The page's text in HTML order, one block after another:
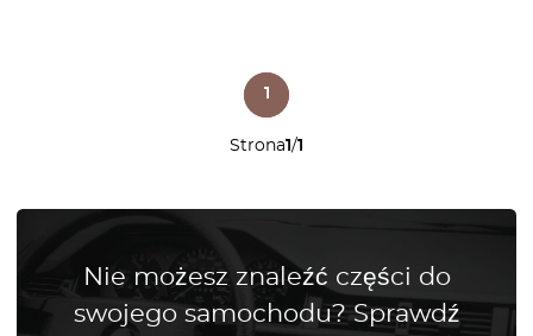
Strona1/1
1
Nie możesz znaleźć części do
swojego samochodu? Sprawdź